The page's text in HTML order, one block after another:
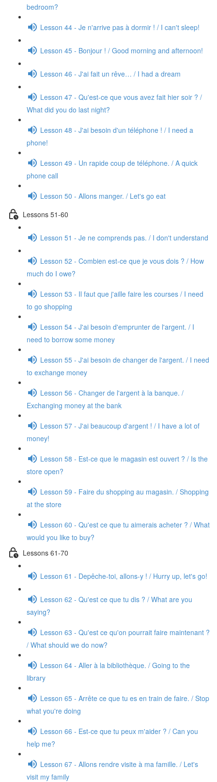
bedroom?
Lesson 44 - Je n'arrive pas à dormir ! / I can't sleep!
Lesson 45 - Bonjour ! / Good morning and afternoon!
Lesson 46 - J'ai fait un rêve… / I had a dream
Lesson 47 - Qu'est-ce que vous avez fait hier soir ? /
What did you do last night?
Lesson 48 - J'ai besoin d'un téléphone ! / I need a
phone!
Lesson 49 - Un rapide coup de téléphone. / A quick
phone call
Lesson 50 - Allons manger. / Let's go eat
Lessons 51-60
Lesson 51 - Je ne comprends pas. / I don't understand
Lesson 52 - Combien est-ce que je vous dois ? / How
much do I owe?
Lesson 53 - Il faut que j'aille faire les courses / I need
to go shopping
Lesson 54 - J'ai besoin d'emprunter de l'argent. / I
need to borrow some money
Lesson 55 - J'ai besoin de changer de l'argent. / I need
to exchange money
Lesson 56 - Changer de l'argent à la banque. /
Exchanging money at the bank
Lesson 57 - J'ai beaucoup d'argent ! / I have a lot of
money!
Lesson 58 - Est-ce que le magasin est ouvert ? / Is the
store open?
Lesson 59 - Faire du shopping au magasin. / Shopping
at the store
Lesson 60 - Qu'est ce que tu aimerais acheter ? / What
would you like to buy?
Lessons 61-70
Lesson 61 - Depêche-toi, allons-y ! / Hurry up, let's go!
Lesson 62 - Qu'est ce que tu dis ? / What are you
saying?
Lesson 63 - Qu'est ce qu'on pourrait faire maintenant ?
/ What should we do now?
Lesson 64 - Aller à la bibliothèque. / Going to the
library
Lesson 65 - Arrête ce que tu es en train de faire. / Stop
what you're doing
Lesson 66 - Est-ce que tu peux m'aider ? / Can you
help me?
Lesson 67 - Allons rendre visite à ma famille. / Let's
visit my family